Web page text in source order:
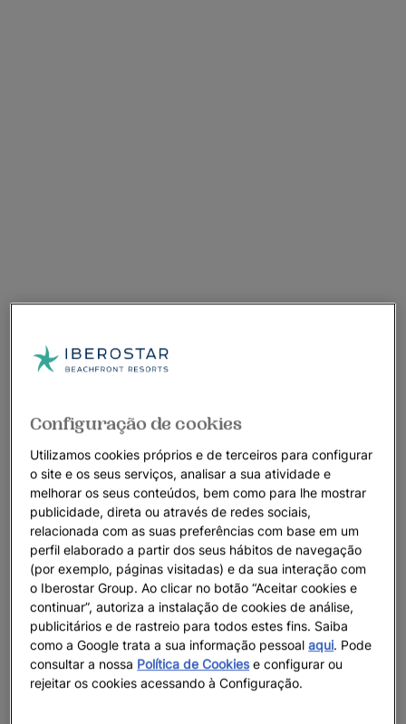
Configuração de cookies
Utilizamos cookies próprios e de terceiros para configurar
o site e os seus serviços, analisar a sua atividade e
melhorar os seus conteúdos, bem como para lhe mostrar
publicidade, direta ou através de redes sociais,
relacionada com as suas preferências com base em um
perfil elaborado a partir dos seus hábitos de navegação
(por exemplo, páginas visitadas) e da sua interação com
o Iberostar Group. Ao clicar no botão “Aceitar cookies e
continuar”, autoriza a instalação de cookies de análise,
publicitários e de rastreio para todos estes fins. Saiba
como a Google trata a sua informação pessoalaqui. Pode
consultar a nossa Política de Cookiese configurar ou
rejeitar os cookies acessando à Configuração.